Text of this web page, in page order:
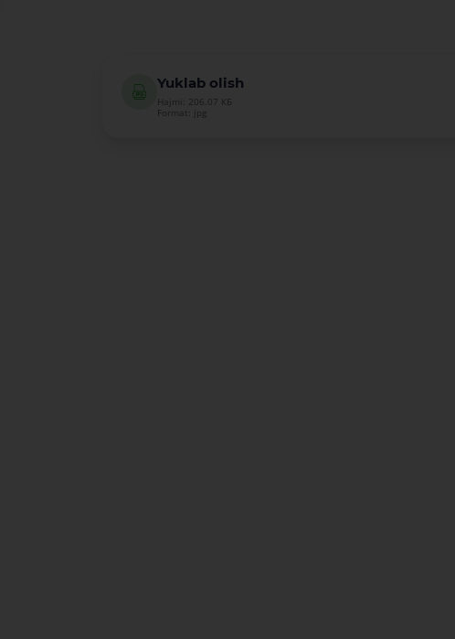
Yuklab olish
Hajmi: 206.07 КБ
Format: jpg